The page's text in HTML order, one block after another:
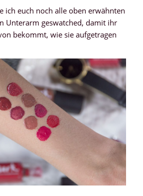
ich euch noch alle oben erwähnten
Unterarm geswatched, damit ihr
bekommt, wie sie aufgetragen